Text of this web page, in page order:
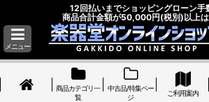
12回払いまでショッピングローン手
商品合計金額が50,000円(税別)以上は
メニュー
商品カテゴリ一
覧
中古品/特集ペー
ジ
ご利用案内